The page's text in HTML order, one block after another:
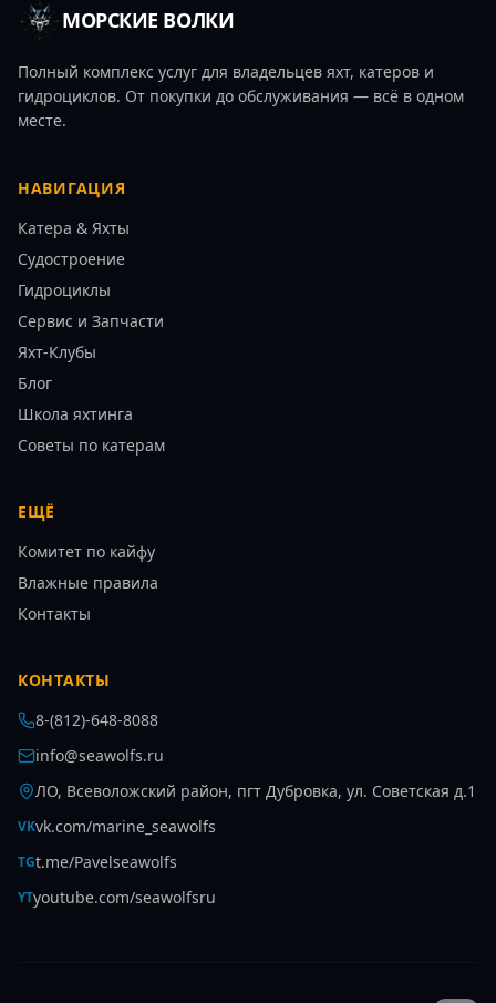
МОРСКИЕ ВОЛКИ
Полный комплекс услуг для владельцев яхт, катеров и
гидроциклов. От покупки до обслуживания — всё в одном
месте.
НАВИГАЦИЯ
Катера & Яхты
Судостроение
Гидроциклы
Сервис и Запчасти
Яхт-Клубы
Блог
Школа яхтинга
Советы по катерам
ЕЩЁ
Комитет по кайфу
Влажные правила
Контакты
КОНТАКТЫ
8-(812)-648-8088
info@seawolfs.ru
ЛО, Всеволожский район, пгт Дубровка, ул. Советская д.1
VKvk.com/marine_seawolfs
TGt.me/Pavelseawolfs
YTyoutube.com/seawolfsru